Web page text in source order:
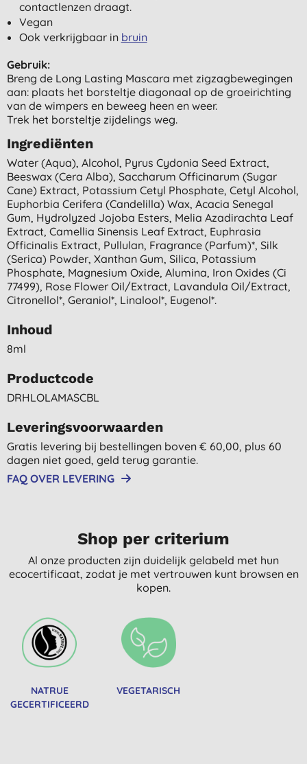
contactlenzen draagt.
Vegan
Ook verkrijgbaar in bruin
Gebruik:
Breng de Long Lasting Mascara met zigzagbewegingen
aan: plaats het borsteltje diagonaal op de groeirichting
van de wimpers en beweeg heen en weer.
Trek het borsteltje zijdelings weg.
Ingrediënten
Water (aqua), Alcohol, Pyrus Cydonia Seed Extract,
Beeswax (cera Alba), Saccharum Officinarum (sugar
Cane) Extract, Potassium Cetyl Phosphate, Cetyl Alcohol,
Euphorbia Cerifera (candelilla) Wax, Acacia Senegal
Gum, Hydrolyzed Jojoba Esters, Melia Azadirachta Leaf
Extract, Camellia Sinensis Leaf Extract, Euphrasia
Officinalis Extract, Pullulan, Fragrance (parfum)*, Silk
(serica) Powder, Xanthan Gum, Silica, Potassium
Phosphate, Magnesium Oxide, Alumina, Iron Oxides (ci
77499), Rose Flower Oil/extract, Lavandula Oil/extract,
Citronellol*, Geraniol*, Linalool*, Eugenol*.
Inhoud
8ml
Productcode
DRHLOLAMASCBL
Leveringsvoorwaarden
Gratis levering bij bestellingen boven € 60,00, plus 60
dagen niet goed, geld terug garantie.
FAQ OVER LEVERING
Shop per criterium
Al onze producten zijn duidelijk gelabeld met hun
ecocertificaat, zodat je met vertrouwen kunt browsen en
kopen.
NATRUE
GECERTIFICEERD
VEGETARISCH